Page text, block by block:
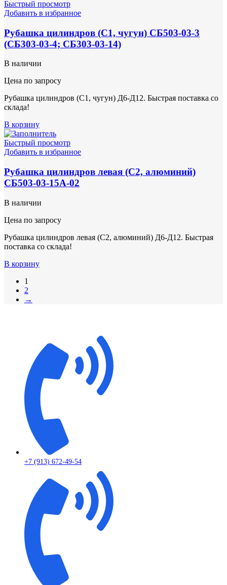
Быстрый просмотр
Добавить в избранное
Рубашка цилиндров (С1, чугун) СБ503-03-3
(СБ303-03-4; СБ303-03-14)
В наличии
Цена по запросу
Рубашка цилиндров (С1, чугун) Д6-Д12. Быстрая поставка со
склада!
В корзину
Быстрый просмотр
Добавить в избранное
Рубашка цилиндров левая (С2, алюминий)
СБ503-03-15А-02
В наличии
Цена по запросу
Рубашка цилиндров левая (С2, алюминий) Д6-Д12. Быстрая
поставка со склада!
В корзину
1
2
→
+7 (913) 672-49-54